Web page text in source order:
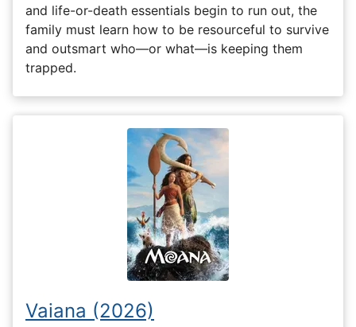
and life-or-death essentials begin to run out, the
family must learn how to be resourceful to survive
and outsmart who—or what—is keeping them
trapped.
Vaiana (2026)